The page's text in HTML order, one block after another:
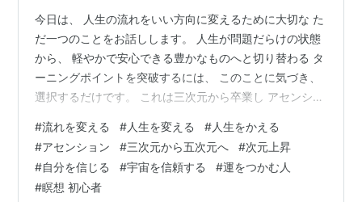
今日は、 人生の流れをいい方向に変えるために大切な た
だ一つのことをお話しします。 人生が問題だらけの状態
から、 軽やかで安心できる豊かなものへと切り替わる タ
ーニングポイントを突破するには、 このことに気づき、
選択するだけです。 これは三次元から卒業し アセンショ
で読んでみてくださいね(^^) ・ 人生がいい流れに変わっ
ていく人と、 そうでない人の大きな違い、ポイントとし
て、 やってみてどうなるかわからないけれど、 でもいい
結果になるかもしれないならやってみよう！と思い、 そ
#流れを変える #人生を変える #人生をかえる
#アセンション #三次元から五次元へ #次元上昇
#自分を信じる #宇宙を信頼する #運をつかむ人
#瞑想 初心者